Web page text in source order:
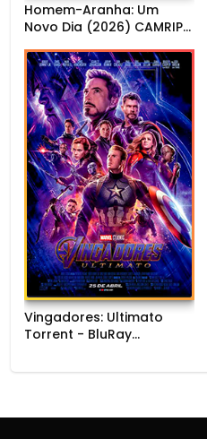
Homem-Aranha: Um
Novo Dia (2026) CAMRIP
Vingadores: Ultimato
Torrent - BluRay
Áudio